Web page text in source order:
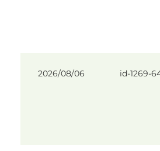
2026/08/06 id-1269-